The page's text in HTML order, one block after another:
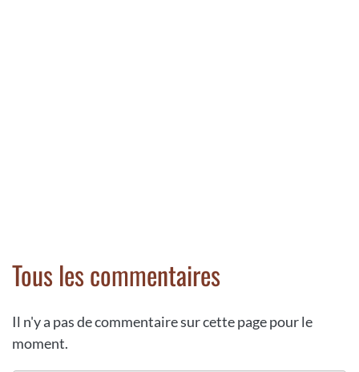
Tous les commentaires
Il n'y a pas de commentaire sur cette page pour le
moment.